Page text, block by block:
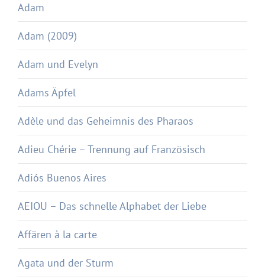
Adam
Adam (2009)
Adam und Evelyn
Adams Äpfel
Adèle und das Geheimnis des Pharaos
Adieu Chérie – Trennung auf Französisch
Adiós Buenos Aires
AEIOU – Das schnelle Alphabet der Liebe
Affären à la carte
Agata und der Sturm